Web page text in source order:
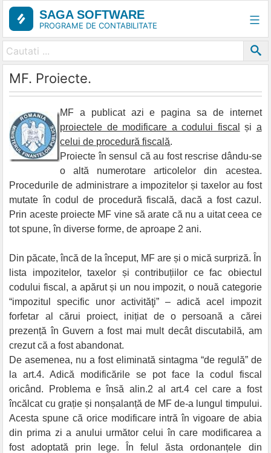
Skip
content
SAGA SOFTWARE
PROGRAME DE CONTABILITATE
MF. Proiecte.
MF a publicat azi e pagina sa de internet
proiectele de modificare a codului fiscal
și a
celui de procedură fiscală.
Proiecte în sensul că au fost rescrise dându-se
o altă numerotare articolelor din acestea.
Procedurile de administrare a impozitelor și taxelor au fost
mutate în codul de procedură fiscală, dacă a fost cazul.
Prin aceste proiecte MF vine să arate că nu a uitat ceea ce
tot spune, în diverse forme, de aproape 2 ani.
Din păcate, încă de la început, MF are și o mică surpriză. În
lista impozitelor, taxelor și contribuțiilor ce fac obiectul
codului fiscal, a apărut și un nou impozit, o nouă categorie
“impozitul specific unor activităţi” – adică acel impozit
forfetar al cărui proiect, inițiat de o persoană a cărei
prezență în Guvern a fost mai mult decât discutabilă, am
crezut că a fost abandonat.
De asemenea, nu a fost eliminată sintagma “de regulă” de
la art.4. Adică modificările se pot face la codul fiscal
oricând. Problema e însă alin.2 al art.4 cel care a fost
încălcat cu grație și nonșalanță de MF de-a lungul timpului.
Acesta spune că orice modificare intră în vigoare de abia
din prima zi a anului următor celui în care modificarea a
fost adoptată prin lege. În felul ăsta ordonanțele din